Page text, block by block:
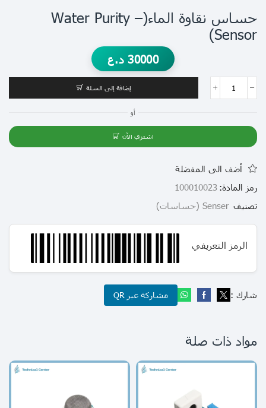
حساس نقاوة الماء(water Purity –
Sensor)
30000 د.ع
إضافة إلى السلة
أو
اشتري الآن
أضف الى المفضلة
رمز المادة: 100010023
تصنيف Senser (حساسات)
الرمز التعريفي
شارك : مشاركة عبر QR
مواد ذات صلة